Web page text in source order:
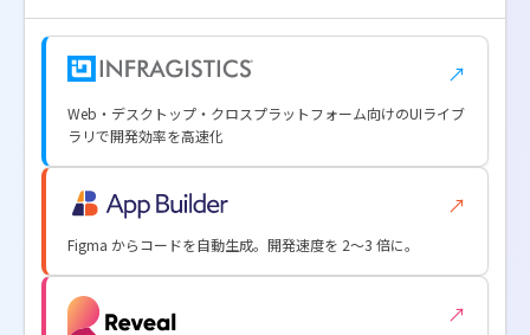
↗
Web・デスクトップ・クロスプラットフォーム向けのUIライブ
ラリで開発効率を高速化
↗
Figma からコードを自動生成。開発速度を 2〜3 倍に。
↗